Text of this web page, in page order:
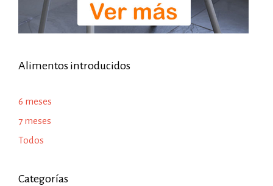
Alimentos introducidos
6 meses
7 meses
Todos
Categorías